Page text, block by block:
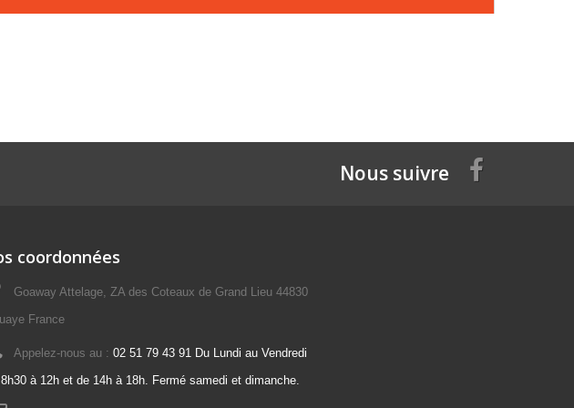
Nous suivre
coordonnées
Goaway Attelage, ZA des Coteaux de Grand Lieu 44830
France
Appelez-nous au : 02 51 79 43 91 Du Lundi au Vendredi
à 12h et de 14h à 18h. Fermé samedi et dimanche.